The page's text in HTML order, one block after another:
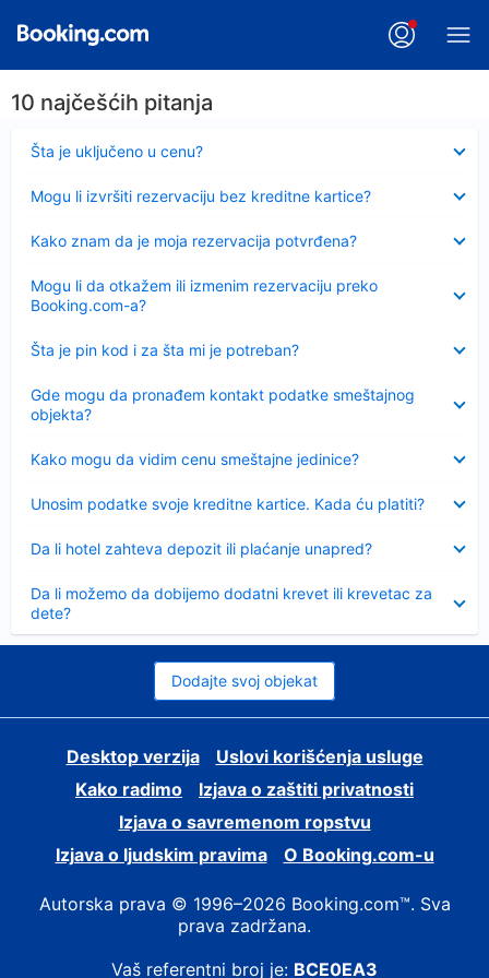
10 najčešćih pitanja
Šta je uključeno u cenu?
Sažeto
Mogu li izvršiti rezervaciju bez kreditne kartice?
Kako znam da je moja rezervacija potvrđena?
Mogu li da otkažem ili izmenim rezervaciju preko
Booking.com-a?
Šta je pin kod i za šta mi je potreban?
Sažeto
Gde mogu da pronađem kontakt podatke smeštajnog
objekta?
Kako mogu da vidim cenu smeštajne jedinice?
Unosim podatke svoje kreditne kartice. Kada ću platiti?
Da li hotel zahteva depozit ili plaćanje unapred?
Da li možemo da dobijemo dodatni krevet ili krevetac za
dete?
Dodajte svoj objekat
Desktop verzija
Uslovi korišćenja usluge
Kako radimo
Izjava o zaštiti privatnosti
Izjava o savremenom ropstvu
Izjava o ljudskim pravima
О Booking.com-u
Autorska prava © 1996–2026 Booking.com™. Sva
prava zadržana.
Vaš referentni broj je: BCE0EA3